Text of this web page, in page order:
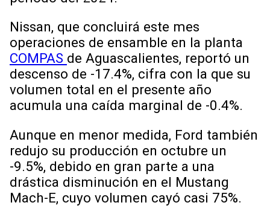
Nissan, que concluirá este mes
operaciones de ensamble en la planta
COMPAS de Aguascalientes, reportó un
descenso de -17.4%, cifra con la que su
volumen total en el presente año
acumula una caída marginal de -0.4%.
Aunque en menor medida, Ford también
redujo su producción en octubre un
-9.5%, debido en gran parte a una
drástica disminución en el Mustang
Mach-E, cuyo volumen cayó casi 75%.